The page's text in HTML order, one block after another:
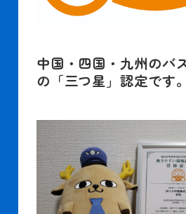
中国・四国・九州のバ
の「三つ星」認定です。